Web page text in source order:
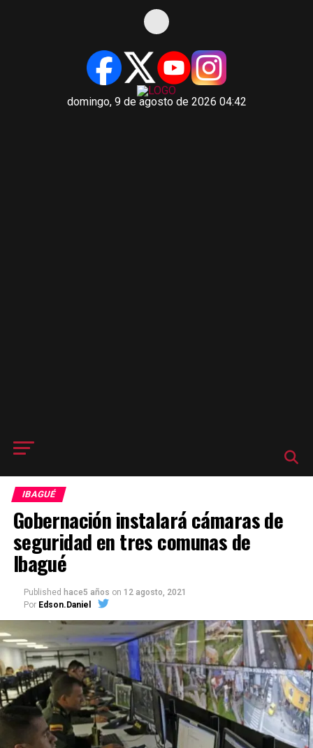
domingo, 9 de agosto de 2026 04:42
IBAGUÉ
Gobernación instalará cámaras de
seguridad en tres comunas de
Ibagué
Published hace5 años on 12 agosto, 2021
Por Edson.Daniel